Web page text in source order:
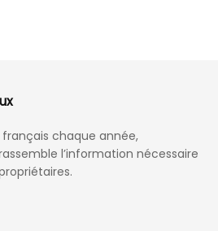
chaque année,
l’information nécessaire